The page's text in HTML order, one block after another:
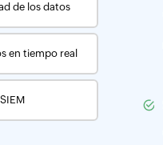
de los datos
en tiempo real